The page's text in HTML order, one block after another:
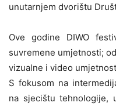
unutarnjem dvorištu
Ove godine DIWO
suvremene umjetnosti;
vizualne i video
S fokusom na
na sjecištu tehnologije,